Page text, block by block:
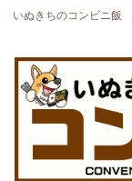
いぬきちのコンビニ飯